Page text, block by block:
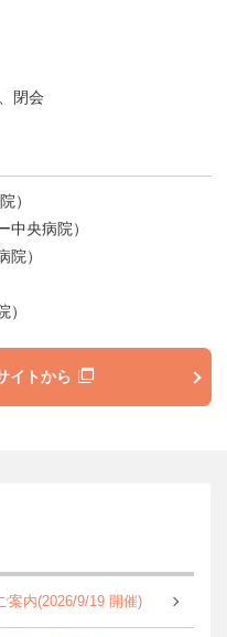
閉会
）
央病院）
）
イトから
案内(2026/9/19 開催)